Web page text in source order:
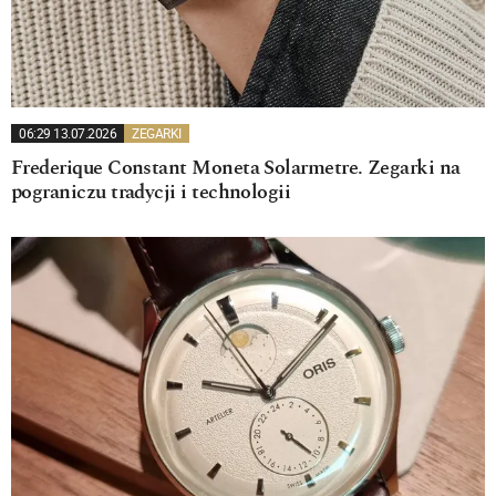
06:29 13.07.2026 ZEGARKI
Frederique Constant Moneta Solarmetre. Zegarki na
pograniczu tradycji i technologii